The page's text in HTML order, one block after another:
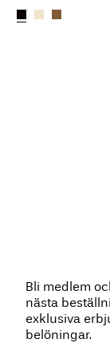
Bli medlem
nästa
exklusiva
belöningar.